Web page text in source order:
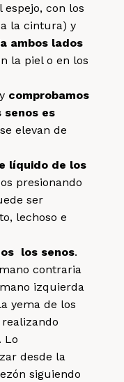
con los
la cintura) y
ambos lados
la piel o en los
comprobamos
senos es
elevan de
líquido de los
presionando
ser
lechoso e
los senos.
contraria
izquierda
yema de los
Lo
desde la
siguiendo